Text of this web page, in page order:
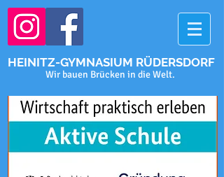
HEINITZ-GYMNASIUM RÜDERSDORF
Wir bauen Brücken in die Welt.